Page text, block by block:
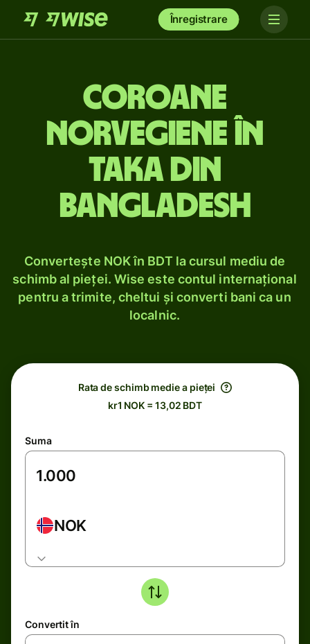
Înregistrare
Coroane
norvegiene în
taka din
Bangladesh
Convertește NOK în BDT la cursul mediu de
schimb al pieței. Wise este contul internațional
pentru a trimite, cheltui și converti bani ca un
localnic.
Rata de schimb medie a pieței
kr1 NOK = 13,02 BDT
Suma
NOK
Convertit în